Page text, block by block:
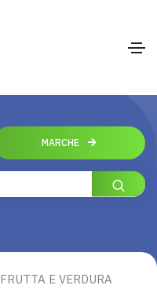
MARCHE
FRUTTA E VERDURA